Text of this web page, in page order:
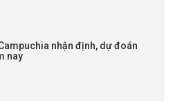
nhận định, dự đoán
nay